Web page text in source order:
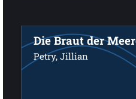
Die Braut der
Petry, Jillian